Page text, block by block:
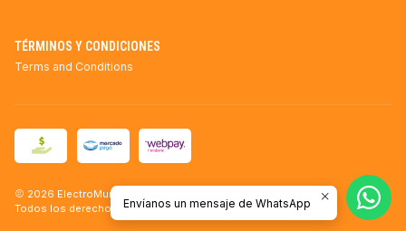
TÉRMINOS Y CONDICIONES
Terms and Conditions
2026 ElectroMundo.
Todos los derechos reservados.Desarrollado por Jumpseller
Envíanos un mensaje de WhatsApp